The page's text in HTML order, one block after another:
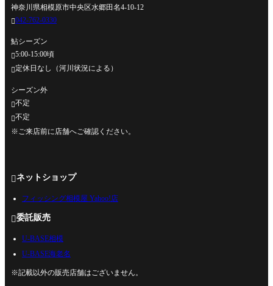
神奈川県相模原市中央区水郷田名4-10-12
042-762-0330
鮎シーズン
5:00-15:00頃
定休日なし（河川状況による）
シーズン外
不定
不定
※ご来店前に店舗へご確認ください。
ネットショップ
フィッシング相模屋 Yahoo!店
委託販売
U-BASE相模
U-BASE海老名
※記載以外の販売店舗はございません。